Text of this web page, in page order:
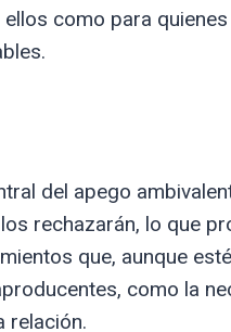
como para
del apego
rechazarán, lo que
que, aunque
como la
relación.